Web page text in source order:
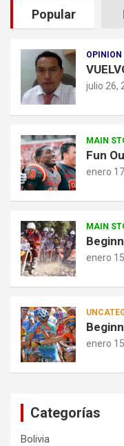
Popular
OPINION
julio 26,
MAIN
Fun
enero
MAIN
enero
enero
Categorías
Bolivia